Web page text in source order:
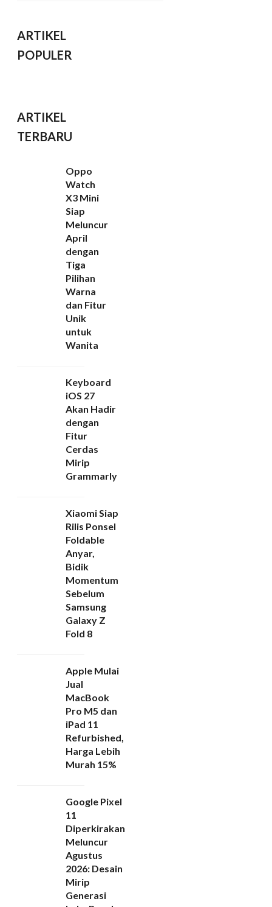
ARTIKEL
POPULER
ARTIKEL
TERBARU
Oppo
Watch
X3 Mini
Siap
Meluncur
April
dengan
Tiga
Pilihan
Warna
dan Fitur
Unik
untuk
Wanita
Keyboard
iOS 27
Akan Hadir
dengan
Fitur
Cerdas
Mirip
Grammarly
Xiaomi Siap
Rilis Ponsel
Foldable
Anyar,
Bidik
Momentum
Sebelum
Samsung
Galaxy Z
Fold 8
Apple Mulai
Jual
MacBook
Pro M5 dan
iPad 11
Refurbished,
Harga Lebih
Murah 15%
Google Pixel
11
Diperkirakan
Meluncur
Agustus
2026: Desain
Mirip
Generasi